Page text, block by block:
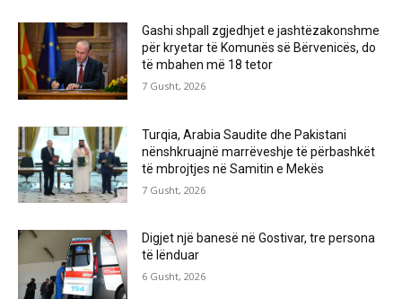
Gashi shpall zgjedhjet e jashtëzakonshme
për kryetar të Komunës së Bërvenicës, do
të mbahen më 18 tetor
7 Gusht, 2026
Turqia, Arabia Saudite dhe Pakistani
nënshkruajnë marrëveshje të përbashkët
të mbrojtjes në Samitin e Mekës
7 Gusht, 2026
Digjet një banesë në Gostivar, tre persona
të lënduar
6 Gusht, 2026